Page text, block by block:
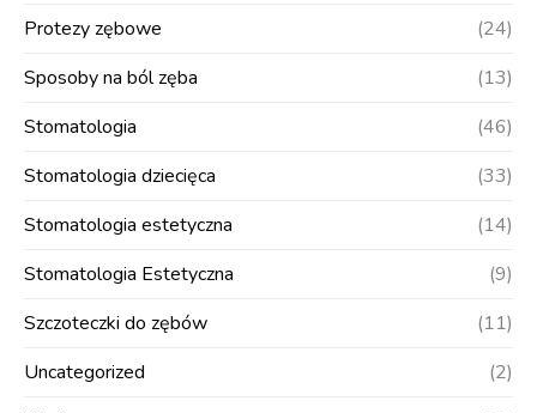
Protezy zębowe
(24)
Sposoby na ból zęba
(13)
Stomatologia
(46)
Stomatologia dziecięca
(33)
Stomatologia estetyczna
(14)
Stomatologia Estetyczna
(9)
Szczoteczki do zębów
(11)
Uncategorized
(2)